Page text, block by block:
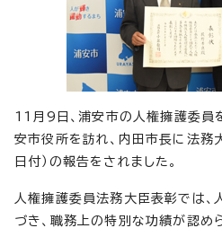
11月9日、浦安市の人権擁護委員
安市役所を訪れ、内田市長に法
日付）の報告をされました。
人権擁護委員法務大臣表彰では
づき、職務上の特別な功績が認め